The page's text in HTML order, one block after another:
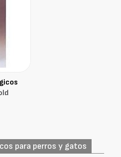
para perros y gatos